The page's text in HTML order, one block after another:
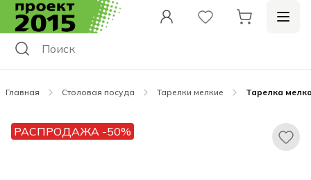
Главная Столовая посуда Тарелки мелкие Тарелка
РАСПРОДАЖА -50%